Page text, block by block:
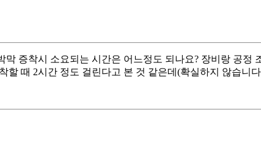
막 증착시 소요되는 시간은 어느정도 되나요? 장비랑 공정
할 때 2시간 정도 걸린다고 본 것 같은데(확실하지 않습니